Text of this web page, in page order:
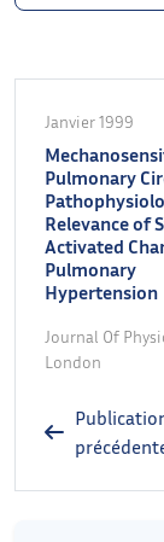
Janvier 1999
Pulmonary
Relevance of
Activated
Pulmonary
Hypertension
Journal Of
London